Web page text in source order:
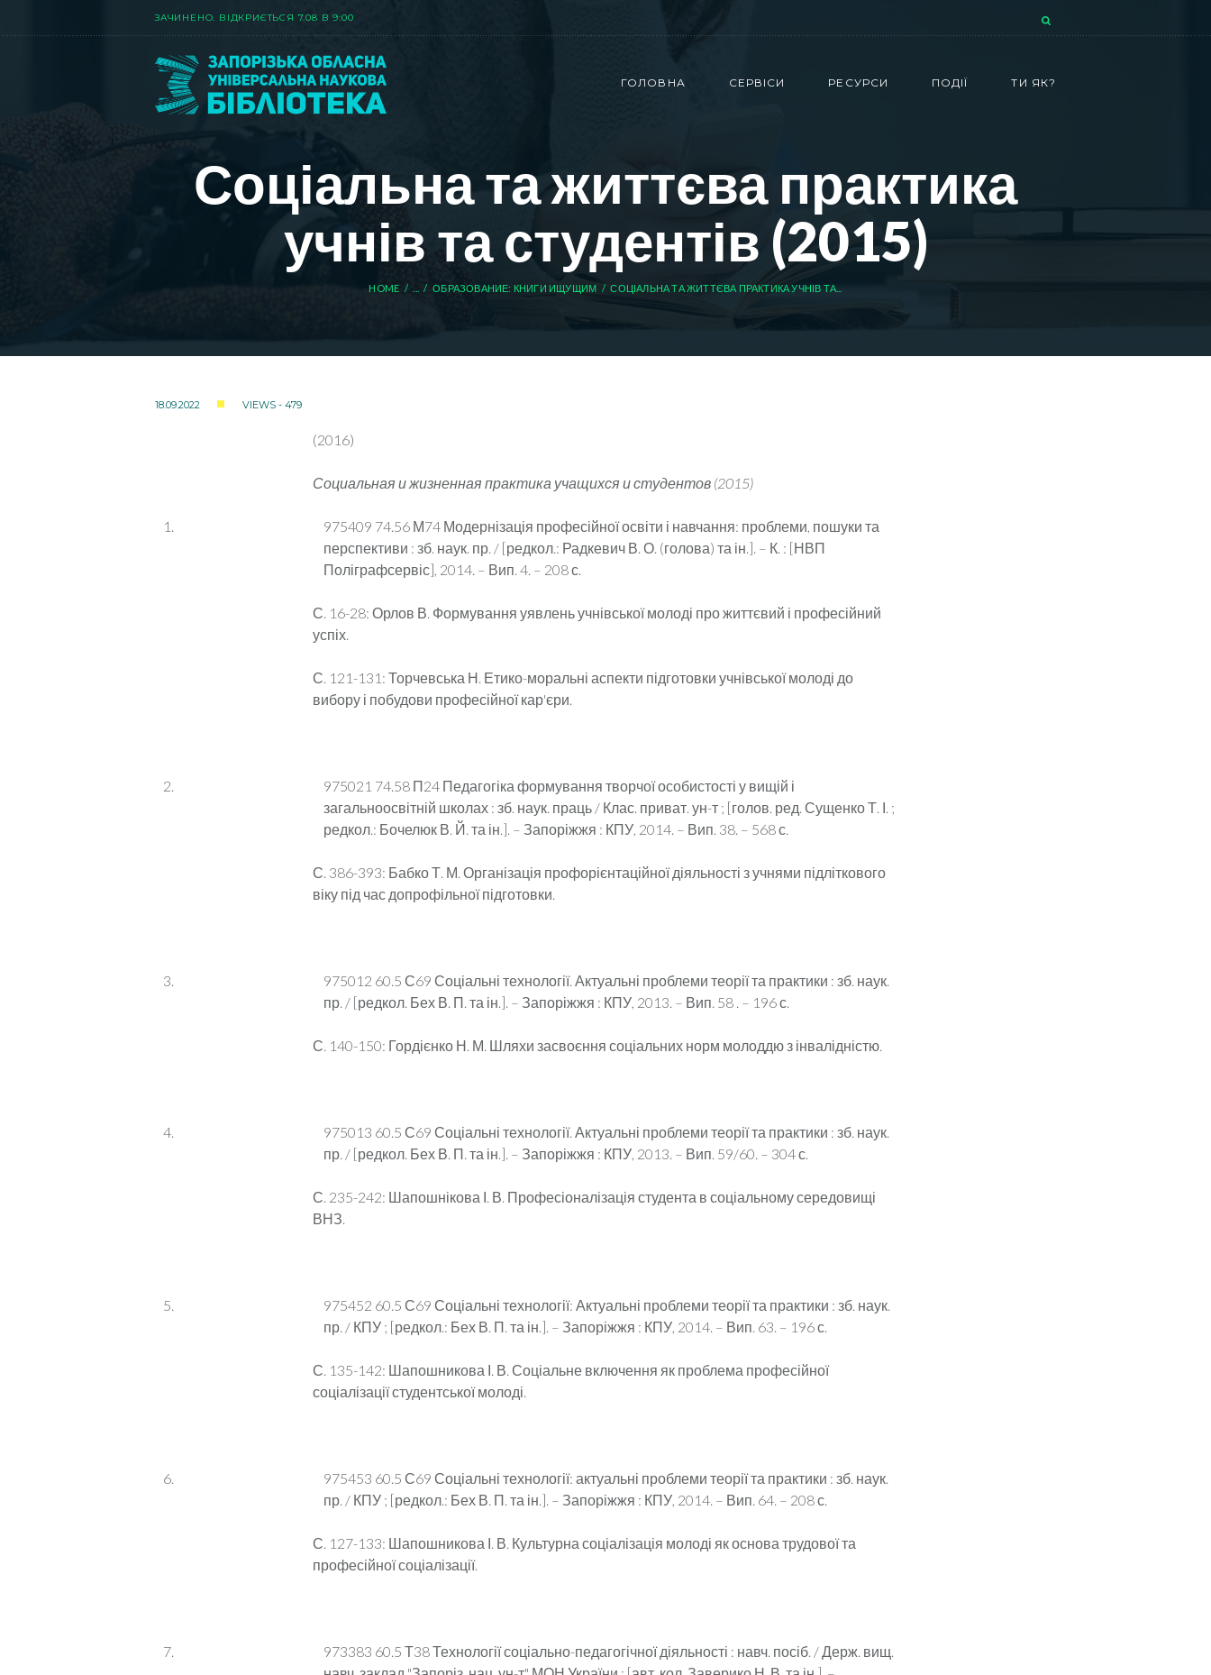
ЗАЧИНЕНО. ВIДКРИЄТЬСЯ 7.08 В 9:00
ГОЛОВНА СЕРВІСИ РЕСУРСИ ПОДІЇ ТИ ЯК?
Соціальна та життєва практика
учнів та студентів (2015)
HOME ОБРАЗОВАНИЕ: КНИГИ ИЩУЩИМ СОЦІАЛЬНА ТА ЖИТТЄВА ПРАКТИКА УЧНІВ ТА...
18.09.2022 VIEWS - 479
(2016)
Социальная и жизненная практика учащихся и студентов (2015)
975409 74.56 М74 Модернізація професійної освіти і навчання: проблеми, пошуки та
перспективи : зб. наук. пр. / [редкол.: Радкевич В. О. (голова) та ін.]. – К. : [НВП
Поліграфсервіс], 2014. – Вип. 4. – 208 с.
С. 16-28: Орлов В. Формування уявлень учнівської молоді про життєвий і професійний
успіх.
С. 121-131: Торчевська Н. Етико-моральні аспекти підготовки учнівської молоді до
вибору і побудови професійної кар'єри.
975021 74.58 П24 Педагогіка формування творчої особистості у вищій і
загальноосвітній школах : зб. наук. праць / Клас. приват. ун-т ; [голов. ред. Сущенко Т. І. ;
редкол.: Бочелюк В. Й. та ін.]. – Запоріжжя : КПУ, 2014. – Вип. 38. – 568 с.
С. 386-393: Бабко Т. М. Організація профорієнтаційної діяльності з учнями підліткового
віку під час допрофільної підготовки.
975012 60.5 С69 Соціальні технології. Актуальні проблеми теорії та практики : зб. наук.
пр. / [редкол. Бех В. П. та ін.]. – Запоріжжя : КПУ, 2013. – Вип. 58 . – 196 с.
С. 140-150: Гордієнко Н. М. Шляхи засвоєння соціальних норм молоддю з інвалідністю.
975013 60.5 С69 Соціальні технології. Актуальні проблеми теорії та практики : зб. наук.
пр. / [редкол. Бех В. П. та ін.]. – Запоріжжя : КПУ, 2013. – Вип. 59/60. – 304 с.
С. 235-242: Шапошнікова І. В. Професіоналізація студента в соціальному середовищі
ВНЗ.
975452 60.5 С69 Соціальні технології: Актуальні проблеми теорії та практики : зб. наук.
пр. / КПУ ; [редкол.: Бех В. П. та ін.]. – Запоріжжя : КПУ, 2014. – Вип. 63. – 196 с.
С. 135-142: Шапошникова І. В. Соціальне включення як проблема професійної
соціалізації студентської молоді.
975453 60.5 С69 Соціальні технології: актуальні проблеми теорії та практики : зб. наук.
пр. / КПУ ; [редкол.: Бех В. П. та ін.]. – Запоріжжя : КПУ, 2014. – Вип. 64. – 208 с.
С. 127-133: Шапошникова І. В. Культурна соціалізація молоді як основа трудової та
професійної соціалізації.
973383 60.5 Т38 Технології соціально-педагогічної діяльності : навч. посіб. / Держ. вищ.